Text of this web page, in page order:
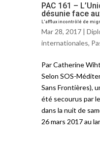
PAC 161 –
désunie face
L’afflux incontrôlé de
Mar 28, 2017 |
internationales,
Par Catherine
Selon SOS-
Sans Frontières),
été secourus par
dans la nuit de
26 mars 2017 au